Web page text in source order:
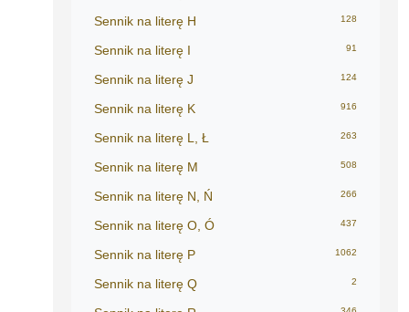
Sennik na literę H 128
Sennik na literę I 91
Sennik na literę J 124
Sennik na literę K 916
Sennik na literę L, Ł 263
Sennik na literę M 508
Sennik na literę N, Ń 266
Sennik na literę O, Ó 437
Sennik na literę P 1062
Sennik na literę Q 2